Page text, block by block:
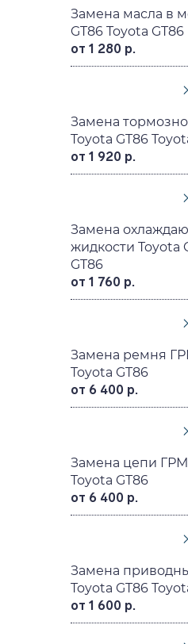
Замена масла в
GT86 Toyota GT86
от 1 280 р.
Замена
Toyota GT86
от 1 920 р.
Замена
жидкости Toyota
GT86
от 1 760 р.
Замена ремня
Toyota GT86
от 6 400 р.
Замена цепи ГРМ
Toyota GT86
от 6 400 р.
Замена
Toyota GT86
от 1 600 р.